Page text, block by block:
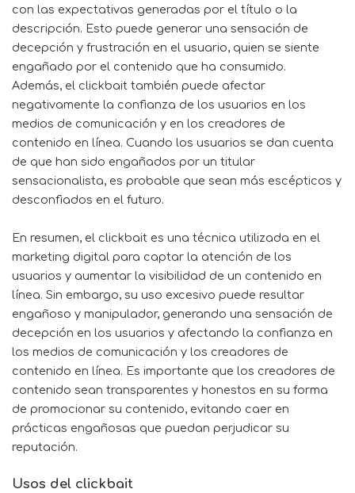
con las expectativas generadas por el título o la
descripción. Esto puede generar una sensación de
decepción y frustración en el usuario, quien se siente
engañado por el contenido que ha consumido.
Además, el clickbait también puede afectar
negativamente la confianza de los usuarios en los
medios de comunicación y en los creadores de
contenido en línea. Cuando los usuarios se dan cuenta
de que han sido engañados por un titular
sensacionalista, es probable que sean más escépticos y
desconfiados en el futuro.
En resumen, el clickbait es una técnica utilizada en el
marketing digital para captar la atención de los
usuarios y aumentar la visibilidad de un contenido en
línea. Sin embargo, su uso excesivo puede resultar
engañoso y manipulador, generando una sensación de
decepción en los usuarios y afectando la confianza en
los medios de comunicación y los creadores de
contenido en línea. Es importante que los creadores de
contenido sean transparentes y honestos en su forma
de promocionar su contenido, evitando caer en
prácticas engañosas que puedan perjudicar su
reputación.
Usos del clickbait